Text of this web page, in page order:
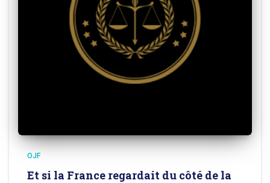
OJF
Et si la France regardait du côté de la